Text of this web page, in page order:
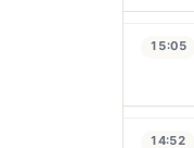
15:05
14:52